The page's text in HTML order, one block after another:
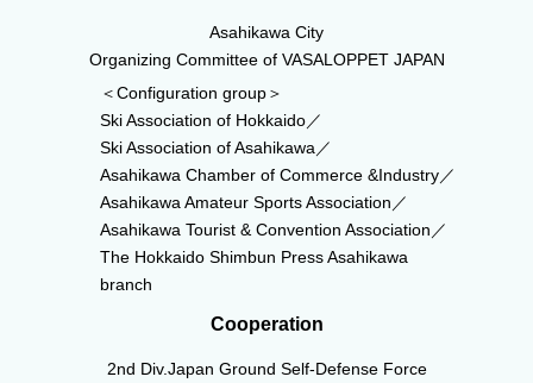
Asahikawa City
Organizing Committee of VASALOPPET JAPAN
＜Configuration group＞
Ski Association of Hokkaido／
Ski Association of Asahikawa／
Asahikawa Chamber of Commerce &Industry／
Asahikawa Amateur Sports Association／
Asahikawa Tourist & Convention Association／
The Hokkaido Shimbun Press Asahikawa
branch
Cooperation
2nd Div.Japan Ground Self-Defense Force